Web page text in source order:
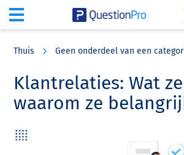
content
sidebar
Thuis Geen onderdeel van een
Klantrelaties: Wat
waarom ze